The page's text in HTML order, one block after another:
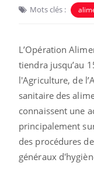
Mots clés :
L’Opération
tiendra jusqu’au
l'Agriculture, de
sanitaire des
connaissent une
principalement
des procédures
généraux